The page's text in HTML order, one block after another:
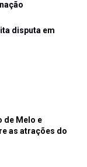
disputa em
de Melo e
as atrações do